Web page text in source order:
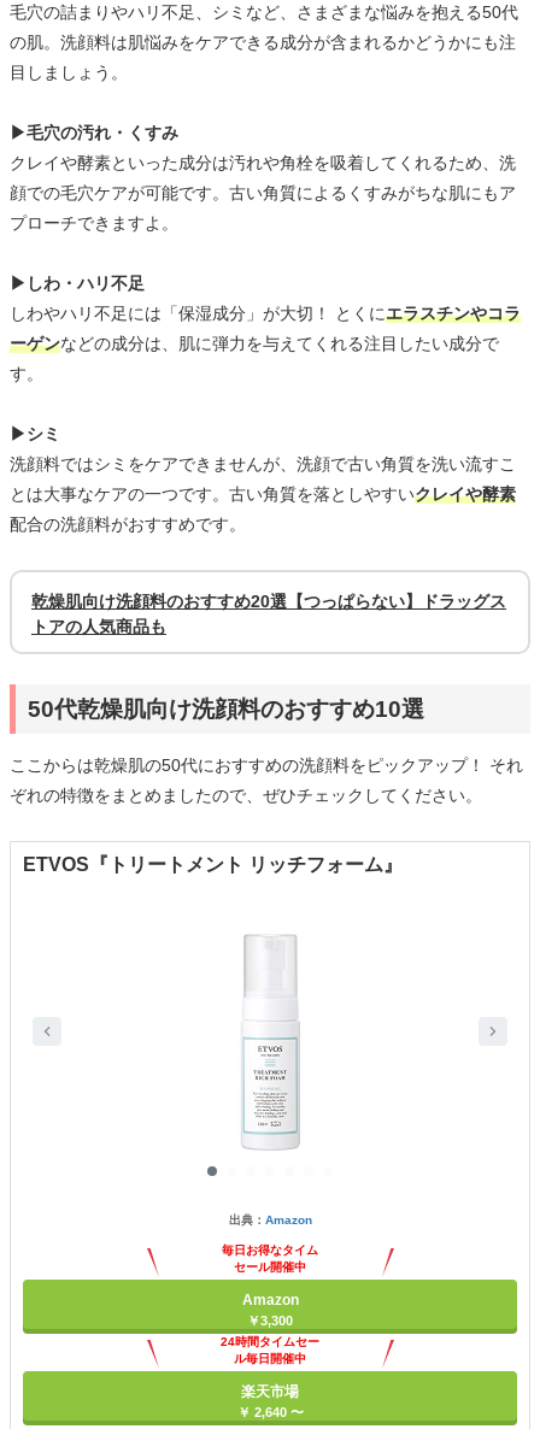
毛穴の詰まりやハリ不足、シミなど、さまざまな悩みを抱える50代
の肌。洗顔料は肌悩みをケアできる成分が含まれるかどうかにも注
目しましょう。
▶毛穴の汚れ・くすみ
クレイや酵素といった成分は汚れや角栓を吸着してくれるため、洗
顔での毛穴ケアが可能です。古い角質によるくすみがちな肌にもア
プローチできますよ。
▶しわ・ハリ不足
しわやハリ不足には「保湿成分」が大切！ とくにエラスチンやコラ
ーゲンなどの成分は、肌に弾力を与えてくれる注目したい成分で
す。
▶シミ
洗顔料ではシミをケアできませんが、洗顔で古い角質を洗い流すこ
とは大事なケアの一つです。古い角質を落としやすいクレイや酵素
配合の洗顔料がおすすめです。
乾燥肌向け洗顔料のおすすめ20選【つっぱらない】ドラッグス
トアの人気商品も
50代乾燥肌向け洗顔料のおすすめ10選
ここからは乾燥肌の50代におすすめの洗顔料をピックアップ！ それ
ぞれの特徴をまとめましたので、ぜひチェックしてください。
ETVOS『トリートメント リッチフォーム』
出典： Amazon
毎日お得なタイム
セール開催中
Amazon
￥3,300
24時間タイムセー
ル毎日開催中
楽天市場
￥ 2,640 〜